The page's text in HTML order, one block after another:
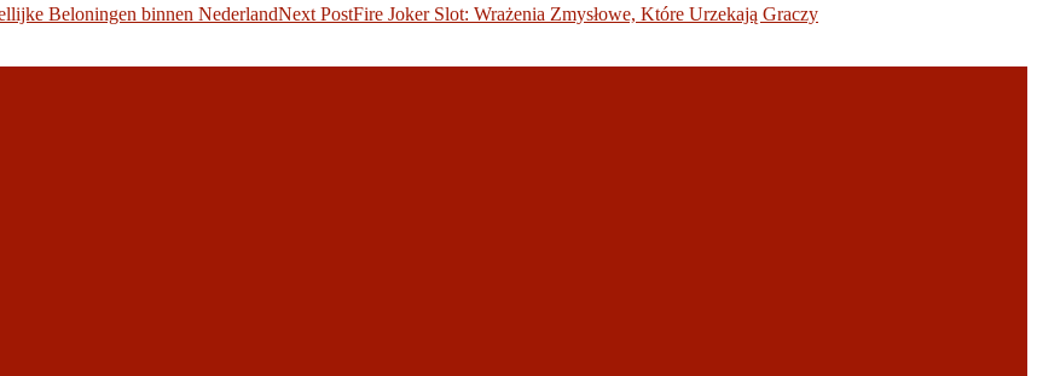
Beloningen binnen NederlandNext PostFire Joker Slot: Wrażenia Zmysłowe, Które Urzekają Graczy